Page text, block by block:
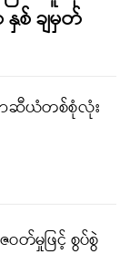
စ် ချမှတ်
ာဆီယံတစ်စုံလုံး
တ်မှုဖြင့် စွပ်စွဲ